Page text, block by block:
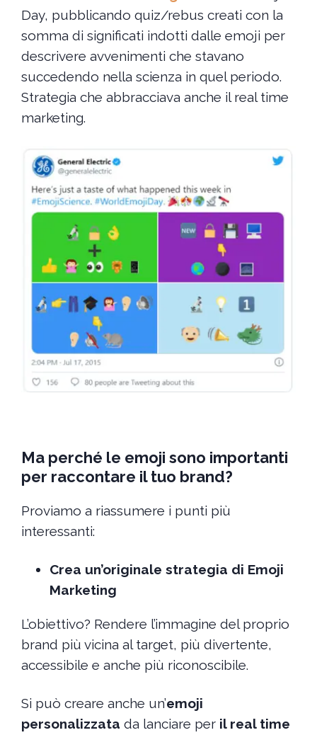
Day, pubblicando quiz/rebus creati con la
somma di significati indotti dalle emoji per
descrivere avvenimenti che stavano
succedendo nella scienza in quel periodo.
Strategia che abbracciava anche il real time
marketing.
Ma perché le emoji sono importanti
per raccontare il tuo brand?
Proviamo a riassumere i punti più
interessanti:
Crea un’originale strategia di Emoji
Marketing
L’obiettivo? Rendere l’immagine del proprio
brand più vicina al target, più divertente,
accessibile e anche più riconoscibile.
Si può creare anche un’emoji
personalizzata da lanciare per il real time